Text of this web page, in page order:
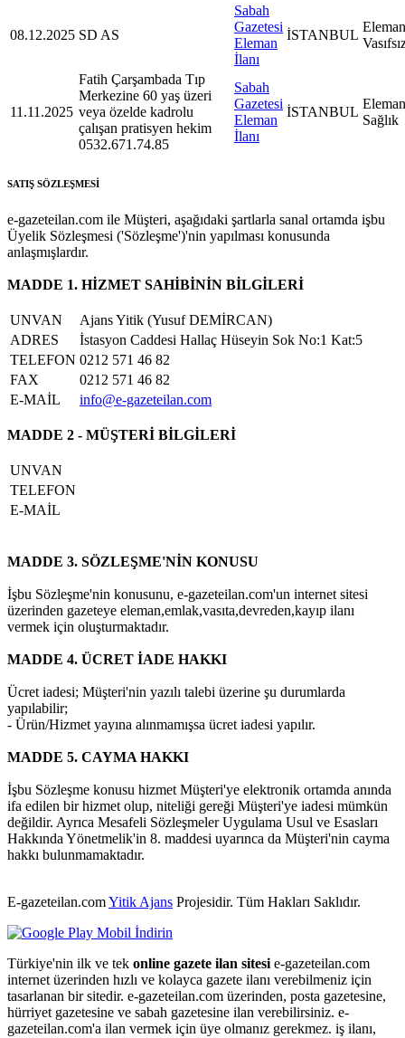
08.12.2025 SD AS
Sabah
Gazetesi
Eleman
İlanı
İSTANBUL
11.11.2025
Fatih Çarşambada Tıp
Merkezine 60 yaş üzeri
veya özelde kadrolu
çalışan pratisyen hekim
0532.671.74.85
Sabah
Gazetesi
Eleman
İlanı
İSTANBUL
Sağlık
SATIŞ SÖZLEŞMESİ
e-gazeteilan.com ile Müşteri, aşağıdaki şartlarla sanal ortamda işbu
Üyelik Sözleşmesi ('Sözleşme')'nin yapılması konusunda
anlaşmışlardır.
MADDE 1. HİZMET SAHİBİNİN BİLGİLERİ
UNVAN
Ajans Yitik (Yusuf DEMİRCAN)
ADRES
İstasyon Caddesi Hallaç Hüseyin Sok No:1 Kat:5
TELEFON 0212 571 46 82
FAX
0212 571 46 82
E-MAİL
info@e-gazeteilan.com
MADDE 2 - MÜŞTERİ BİLGİLERİ
UNVAN
TELEFON
E-MAİL
MADDE 3. SÖZLEŞME'NİN KONUSU
İşbu Sözleşme'nin konusunu, e-gazeteilan.com'un internet sitesi
üzerinden gazeteye eleman,emlak,vasıta,devreden,kayıp ilanı
vermek için oluşturmaktadır.
MADDE 4. ÜCRET İADE HAKKI
Ücret iadesi; Müşteri'nin yazılı talebi üzerine şu durumlarda
yapılabilir;
- Ürün/Hizmet yayına alınmamışsa ücret iadesi yapılır.
MADDE 5. CAYMA HAKKI
İşbu Sözleşme konusu hizmet Müşteri'ye elektronik ortamda anında
ifa edilen bir hizmet olup, niteliği gereği Müşteri'ye iadesi mümkün
değildir. Ayrıca Mesafeli Sözleşmeler Uygulama Usul ve Esasları
Hakkında Yönetmelik'in 8. maddesi uyarınca da Müşteri'nin cayma
hakkı bulunmamaktadır.
E-gazeteilan.comYitik Ajans Projesidir. Tüm Hakları Saklıdır.
Türkiye'nin ilk ve tek online gazete ilan sitesi e-gazeteilan.com
internet üzerinden hızlı ve kolayca gazete ilanı verebilmeniz için
tasarlanan bir sitedir. e-gazeteilan.com üzerinden, posta gazetesine,
hürriyet gazetesine ve sabah gazetesine ilan verebilirsiniz. e-
gazeteilan.com'a ilan vermek için üye olmanız gerekmez. iş ilanı,